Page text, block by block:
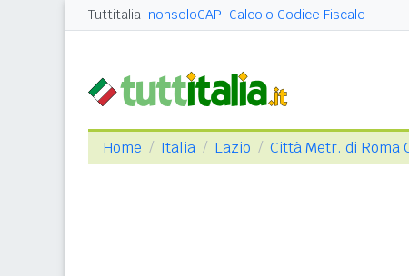
Tuttitalia nonsoloCAP Calcolo Codice Fiscale
Home Italia Lazio Città Metr. di Roma